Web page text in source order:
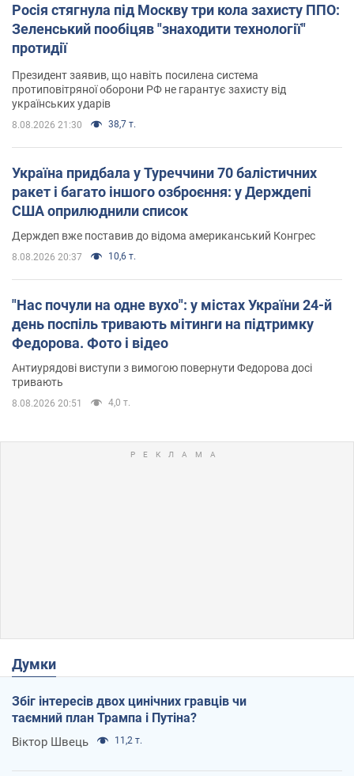
Росія стягнула під Москву три кола захисту ППО:
Зеленський пообіцяв "знаходити технології"
протидії
Президент заявив, що навіть посилена система
протиповітряної оборони РФ не гарантує захисту від
українських ударів
8.08.2026 21:30 38,7 т.
Україна придбала у Туреччини 70 балістичних
ракет і багато іншого озброєння: у Держдепі
США оприлюднили список
Держдеп вже поставив до відома американський Конгрес
8.08.2026 20:37 10,6 т.
"Нас почули на одне вухо": у містах України 24-й
день поспіль тривають мітинги на підтримку
Федорова. Фото і відео
Антиурядові виступи з вимогою повернути Федорова досі
тривають
8.08.2026 20:51 4,0 т.
Думки
Збіг інтересів двох цинічних гравців чи
таємний план Трампа і Путіна?
Віктор Швець 11,2 т.